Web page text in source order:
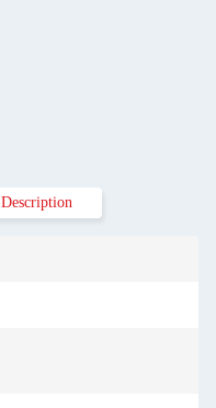
Description